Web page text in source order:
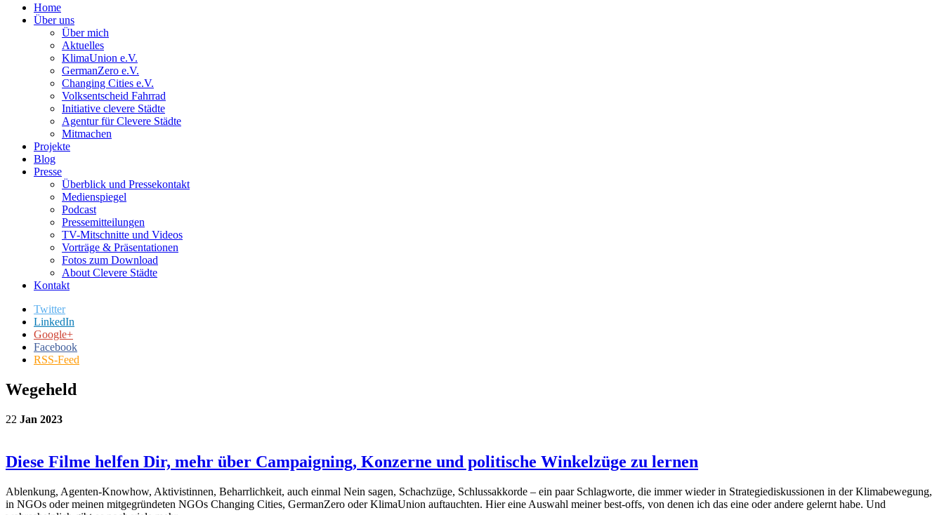
Home
Über uns
Über mich
Aktuelles
KlimaUnion e.V.
GermanZero e.V.
Changing Cities e.V.
Volksentscheid Fahrrad
Initiative clevere Städte
Agentur für Clevere Städte
Mitmachen
Projekte
Blog
Presse
Überblick und Pressekontakt
Medienspiegel
Podcast
Pressemitteilungen
TV-Mitschnitte und Videos
Vorträge & Präsentationen
Fotos zum Download
About Clevere Städte
Kontakt
Twitter
LinkedIn
Google+
Facebook
RSS-Feed
Wegeheld
22 Jan 2023
Diese Filme helfen Dir, mehr über Campaigning, Konzerne und politische Winkelzüge zu lernen
Ablenkung, Agenten-Knowhow, Aktivistinnen, Beharrlichkeit, auch einmal Nein sagen, Schachzüge, Schlussakkorde – ein paar Schlagworte, die immer wieder in Strategiediskussionen in der Klimabewegung,
in NGOs oder meinen mitgegründeten NGOs Changing Cities, GermanZero oder KlimaUnion auftauchten. Hier eine Auswahl meiner best-offs, von denen ich das eine oder andere gelernt habe. Und